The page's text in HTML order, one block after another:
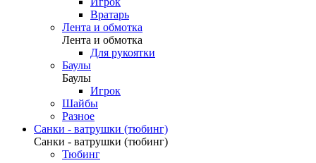
Вратарь
Лента и обмотка
Лента и обмотка
Для рукоятки
Баулы
Баулы
Игрок
Шайбы
Разное
Санки - ватрушки (тюбинг)
Санки - ватрушки (тюбинг)
Тюбинг